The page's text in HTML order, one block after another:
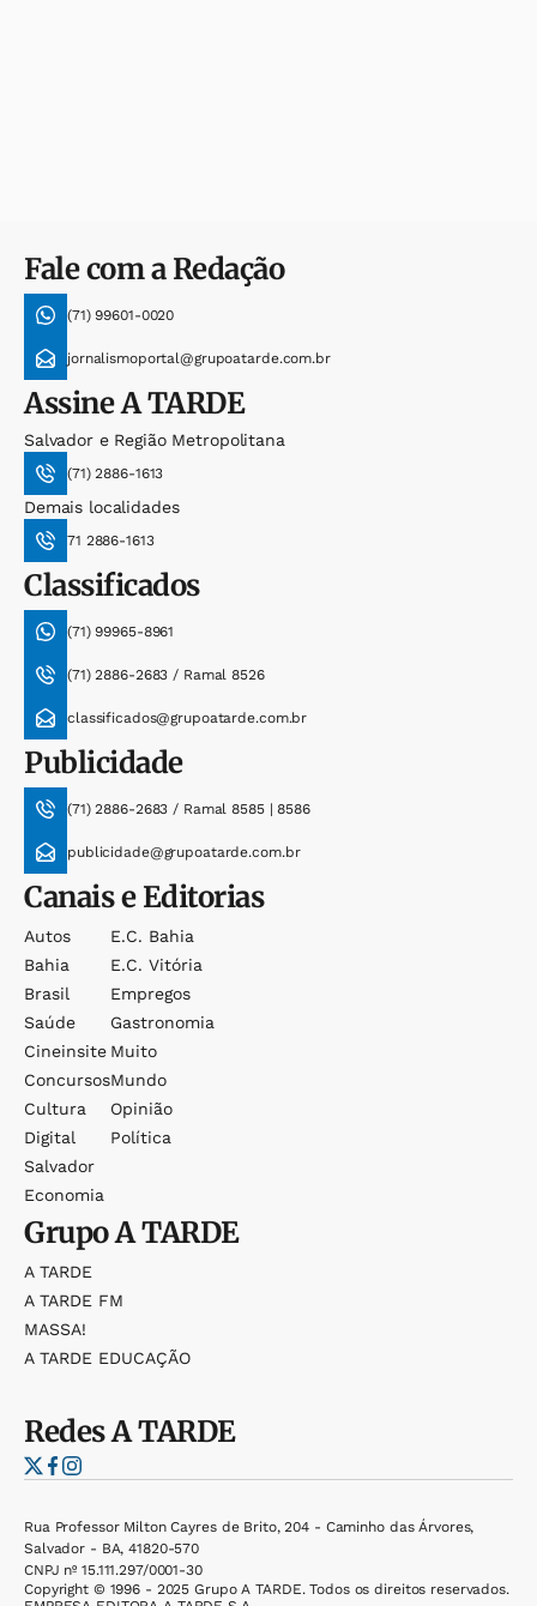
Fale com a Redação
(71) 99601-0020
jornalismoportal@grupoatarde.com.br
AssineA TARDE
Salvador e Região Metropolitana
(71) 2886-1613
Demais localidades
71 2886-1613
Classificados
(71) 99965-8961
(71) 2886-2683 / Ramal 8526
classificados@grupoatarde.com.br
Publicidade
(71) 2886-2683 / Ramal 8585 | 8586
publicidade@grupoatarde.com.br
Canais e Editorias
Autos
Bahia
Brasil
Saúde
Cineinsite
Concursos
Cultura
Digital
Salvador
Economia
E.c. Bahia
E.c. Vitória
Empregos
Gastronomia
Muito
Mundo
Opinião
Política
GrupoA TARDE
A TARDE
A TARDE FM
MASSA!
A TARDE EDUCAÇÃO
RedesA TARDE
Rua Professor Milton Cayres de Brito, 204 - Caminho das Árvores,
Salvador - BA, 41820-570
CNPJ nº 15.111.297/0001-30
Copyright © 1996 - 2025 Grupo A TARDE. Todos os direitos reservados.